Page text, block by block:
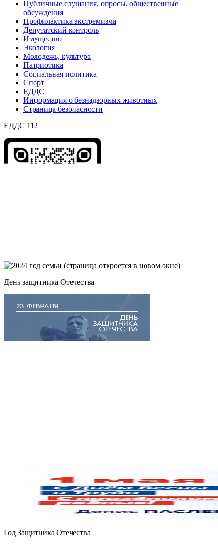
Публичные слушания, опросы, общественные
обсуждения
Профилактика экстремизма
Депутатский контроль
Имущество
Экология
Молодежь, культура
Патриотика
Социальная политика
Спорт
ЕДДС
Информация о безнадзорных животных
Страница безопасности
ЕДДС 112
День защитника Отечества
Год Защитника Отечества